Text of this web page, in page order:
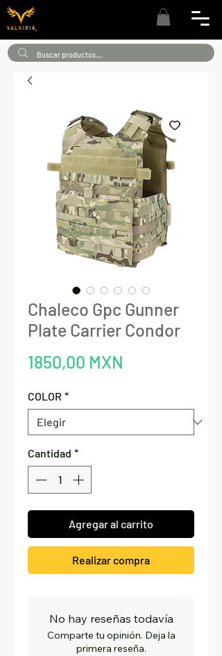
Chaleco Gpc Gunner
Plate Carrier Condor
1850,00 MXN
COLOR *
Cantidad *
Agregar al carrito
Realizar compra
No hay reseñas todavía
Comparte tu opinión. Deja la
primera reseña.